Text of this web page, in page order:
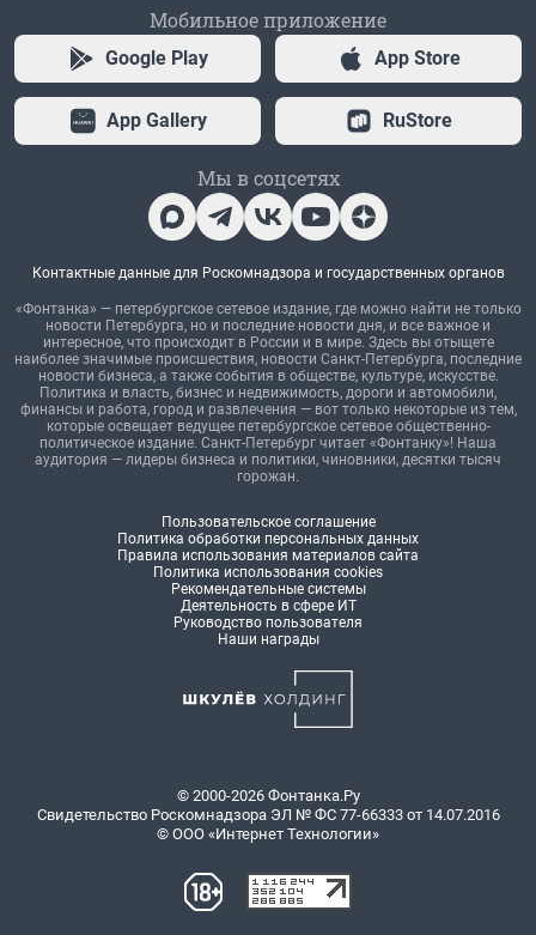
Мобильное приложение
Google Play App Store
App Gallery RuStore
Мы в соцсетях
Контактные данные для Роскомнадзора и государственных органов
«Фонтанка» — петербургское сетевое издание, где можно найти не только
новости Петербурга, но и последние новости дня, и все важное и
интересное, что происходит в России и в мире. Здесь вы отыщете
наиболее значимые происшествия, новости Санкт-Петербурга, последние
новости бизнеса, а также события в обществе, культуре, искусстве.
Политика и власть, бизнес и недвижимость, дороги и автомобили,
финансы и работа, город и развлечения — вот только некоторые из тем,
которые освещает ведущее петербургское сетевое общественно-
политическое издание. Санкт-Петербург читает «Фонтанку»! Наша
аудитория — лидеры бизнеса и политики, чиновники, десятки тысяч
горожан.
Пользовательское соглашение
Политика обработки персональных данных
Правила использования материалов сайта
Политика использования cookies
Рекомендательные системы
Деятельность в сфере ИТ
Руководство пользователя
Наши награды
© 2000-2026 Фонтанка.Ру
Свидетельство Роскомнадзора ЭЛ № ФС 77-66333 от 14.07.2016
© ООО «Интернет Технологии»